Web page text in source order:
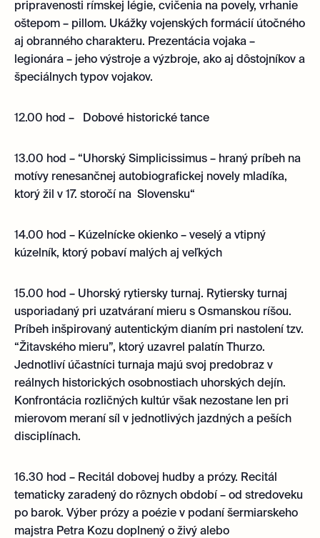
pripravenosti rímskej légie, cvičenia na povely, vrhanie
oštepom – pillom. Ukážky vojenských formácií útočného
aj obranného charakteru. Prezentácia vojaka –
legionára – jeho výstroje a výzbroje, ako aj dôstojníkov a
špeciálnych typov vojakov.
12.00 hod – Dobové historické tance
13.00 hod – “Uhorský Simplicissimus – hraný príbeh na
motívy renesančnej autobiografickej novely mladíka,
ktorý žil v 17. storočí na Slovensku“
14.00 hod – Kúzelnícke okienko – veselý a vtipný
kúzelník, ktorý pobaví malých aj veľkých
15.00 hod – Uhorský rytiersky turnaj. Rytiersky turnaj
usporiadaný pri uzatváraní mieru s Osmanskou ríšou.
Príbeh inšpirovaný autentickým dianím pri nastolení tzv.
“Žitavského mieru”, ktorý uzavrel palatín Thurzo.
Jednotliví účastníci turnaja majú svoj predobraz v
reálnych historických osobnostiach uhorských dejín.
Konfrontácia rozličných kultúr však nezostane len pri
mierovom meraní síl v jednotlivých jazdných a peších
disciplínach.
16.30 hod – Recitál dobovej hudby a prózy. Recitál
tematicky zaradený do rôznych období – od stredoveku
po barok. Výber prózy a poézie v podaní šermiarskeho
majstra Petra Kozu doplnený o živý alebo